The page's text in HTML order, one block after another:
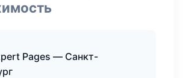
Pages — Санкт-